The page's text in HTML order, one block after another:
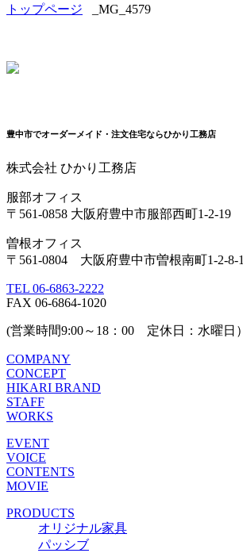
トップページ _MG_4579
豊中市でオーダーメイド・注文住宅ならひかり工務店
株式会社 ひかり工務店
服部オフィス
〒561-0858 大阪府豊中市服部西町1-2-19
曽根オフィス
〒561-0804 大阪府豊中市曽根南町1-2-8-1
TEL 06-6863-2222
FAX 06-6864-1020
(営業時間9:00～18：00 定休日：水曜日）
COMPANY
CONCEPT
HIKARI BRAND
STAFF
WORKS
EVENT
VOICE
CONTENTS
MOVIE
PRODUCTS
オリジナル家具
パッシブ